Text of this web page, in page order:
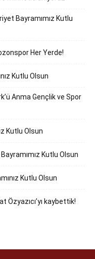
Bayramımız Kutlu
Her Yerde!
Kutlu Olsun
Anma Gençlik ve Spor
Kutlu Olsun
Kutlu Olsun
Kutlu Olsun
Özyazıcı’yı kaybettik!